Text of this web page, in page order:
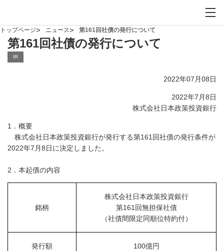
トップページ ニュース 第161回社債の発行について
第161回社債の発行について
IR
2022年07月08日
2022年7月8日
株式会社日本政策投資銀行
1．概要
株式会社日本政策投資銀行が発行する第161回社債の発行条件が
2022年7月8日に決定しました。
2．本起債の内容
銘柄
株式会社日本政策投資銀行
第161回無担保社債
（社債間限定同順位特約付）
発行額 100億円